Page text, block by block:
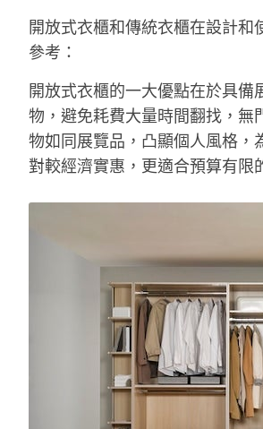
開放式衣櫃和傳統衣櫃在設計
參考：
開放式衣櫃的一大優點在於具
物，避免耗費大量時間翻找，無
物如同展覽品，凸顯個人風格，
對較經濟實惠，更適合預算有限